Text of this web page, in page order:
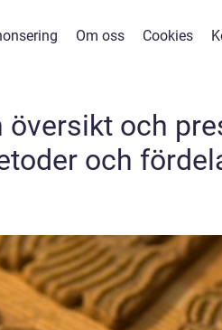
Om oss Cookies
och
och